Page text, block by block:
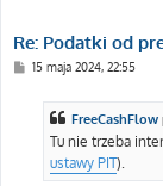
Re: Podatki od
P15 maja 2024, 22:55
FreeCashFlow
Tu nie trzeba
ustawy PIT).